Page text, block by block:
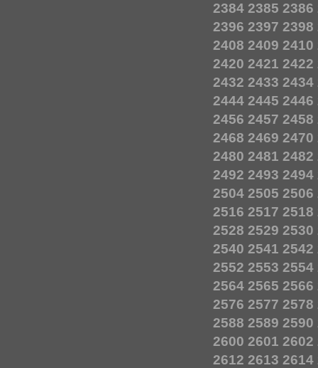
2384 2385 2386
2396 2397 2398
2408 2409 2410
2420 2421 2422
2432 2433 2434
2444 2445 2446
2456 2457 2458
2468 2469 2470
2480 2481 2482
2492 2493 2494
2504 2505 2506
2516 2517 2518
2528 2529 2530
2540 2541 2542
2552 2553 2554
2564 2565 2566
2576 2577 2578
2588 2589 2590
2600 2601 2602
2612 2613 2614